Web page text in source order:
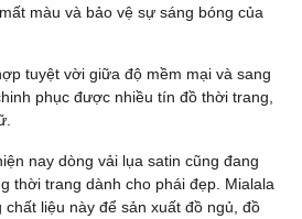
màu và bảo vệ sự sáng bóng của
tuyệt vời giữa độ mềm mại và sang
phục được nhiều tín đồ thời trang,
nay dòng vải lụa satin cũng đang
thời trang dành cho phái đẹp. Mialala
liệu này để sản xuất đồ ngủ, đồ